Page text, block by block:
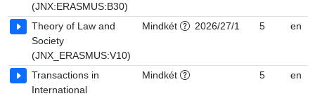
(JNX:ERASMUS:B30)
Theory of Law and
Society
(JNX_ERASMUS:V10)
Mindkét 2026/27/1 5 en
Transactions in
International
Mindkét 5 en